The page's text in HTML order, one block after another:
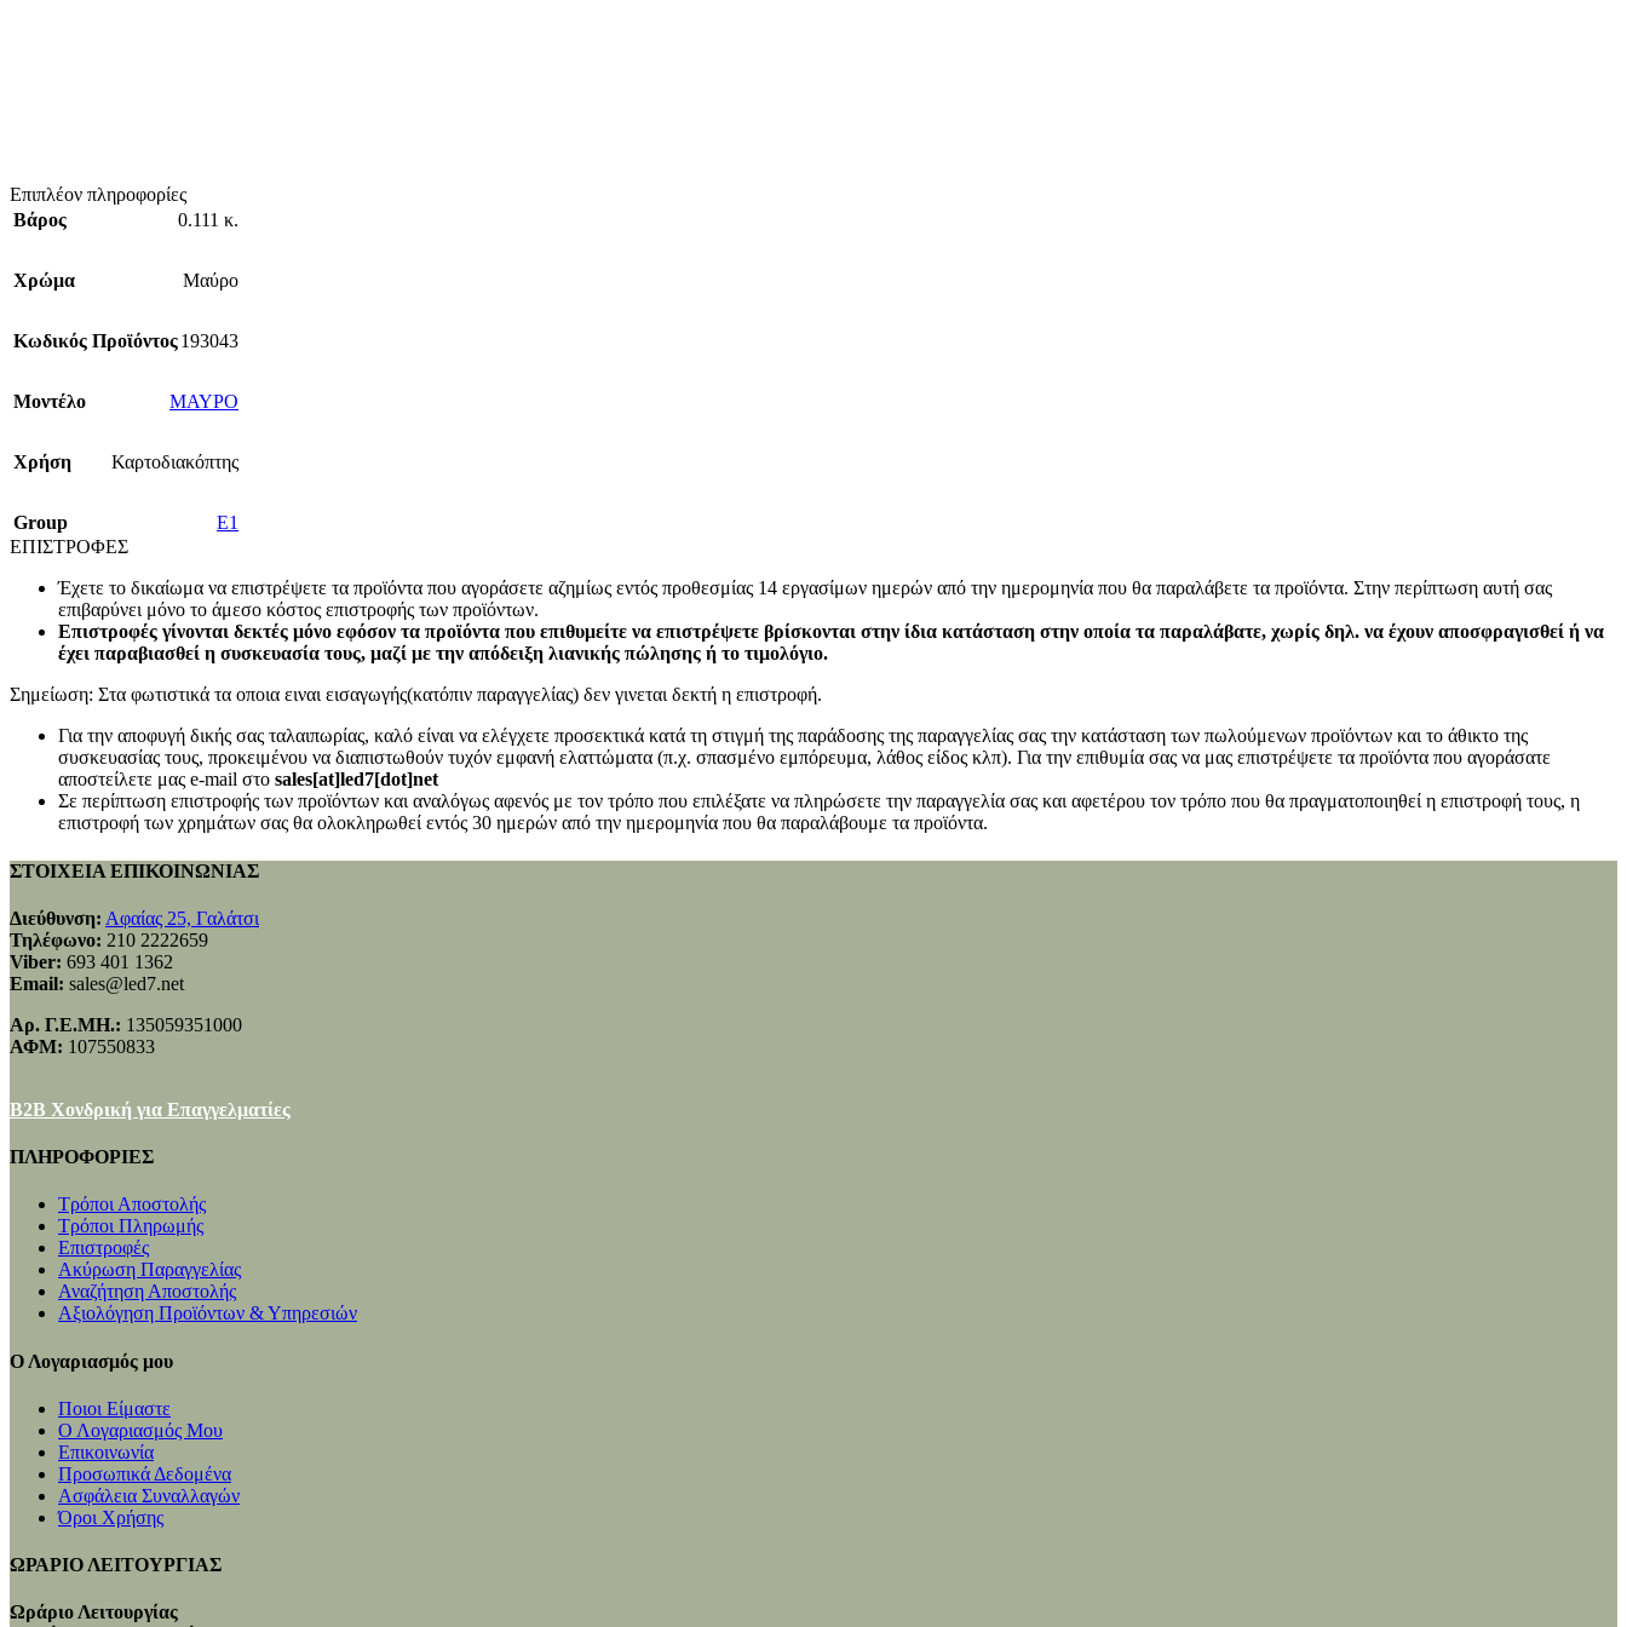
Επιπλέον πληροφορίες
Βάρος
0.111 κ.
Χρώμα Μαύρο
Κωδικός Προϊόντος193043
Mοντέλο ΜΑΥΡΟ
Χρήση Καρτοδιακόπτης
Group
E1
ΕΠΙΣΤΡΟΦΕΣ
Έχετε το δικαίωμα να επιστρέψετε τα προϊόντα που αγοράσετε αζημίως εντός προθεσμίας 14 εργασίμων ημερών από την ημερομηνία που θα παραλάβετε τα προϊόντα. Στην περίπτωση αυτή σας
επιβαρύνει μόνο το άμεσο κόστος επιστροφής των προϊόντων.
Επιστροφές γίνονται δεκτές μόνο εφόσον τα προϊόντα που επιθυμείτε να επιστρέψετε βρίσκονται στην ίδια κατάσταση στην οποία τα παραλάβατε, χωρίς δηλ. να έχουν αποσφραγισθεί ή να
έχει παραβιασθεί η συσκευασία τους, μαζί με την απόδειξη λιανικής πώλησης ή το τιμολόγιο.
Σημείωση: Στα φωτιστικά τα οποια ειναι εισαγωγής(κατόπιν παραγγελίας) δεν γινεται δεκτή η επιστροφή.
Για την αποφυγή δικής σας ταλαιπωρίας, καλό είναι να ελέγχετε προσεκτικά κατά τη στιγμή της παράδοσης της παραγγελίας σας την κατάσταση των πωλούμενων προϊόντων και το άθικτο της
συσκευασίας τους, προκειμένου να διαπιστωθούν τυχόν εμφανή ελαττώματα (π.χ. σπασμένο εμπόρευμα, λάθος είδος κλπ). Για την επιθυμία σας να μας επιστρέψετε τα προϊόντα που αγοράσατε
αποστείλετε μας e-mail στο sales[at]led7[dot]net
Σε περίπτωση επιστροφής των προϊόντων και αναλόγως αφενός με τον τρόπο που επιλέξατε να πληρώσετε την παραγγελία σας και αφετέρου τον τρόπο που θα πραγματοποιηθεί η επιστροφή τους, η
επιστροφή των χρημάτων σας θα ολοκληρωθεί εντός 30 ημερών από την ημερομηνία που θα παραλάβουμε τα προϊόντα.
ΣΤΟΙΧΕΙΑ ΕΠΙΚΟΙΝΩΝΙΑΣ
Διεύθυνση: Αφαίας 25, Γαλάτσι
Τηλέφωνο: 210 2222659
Viber: 693 401 1362
Email: sales@led7.net
Αρ. Γ.Ε.ΜΗ.: 135059351000
ΑΦΜ: 107550833
B2B Χονδρική για Επαγγελματίες
ΠΛΗΡΟΦΟΡΙΕΣ
Τρόποι Αποστολής
Τρόποι Πληρωμής
Επιστροφές
Ακύρωση Παραγγελίας
Αναζήτηση Αποστολής
Αξιολόγηση Προϊόντων & Υπηρεσιών
Ο Λογαριασμός μου
Ποιοι Είμαστε
Ο Λογαριασμός Μου
Επικοινωνία
Προσωπικά Δεδομένα
Ασφάλεια Συναλλαγών
Όροι Χρήσης
ΩΡΑΡΙΟ ΛΕΙΤΟΥΡΓΙΑΣ
Ωράριο Λειτουργίας